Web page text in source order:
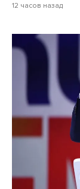
12 часов назад